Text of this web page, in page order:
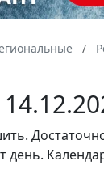
день.